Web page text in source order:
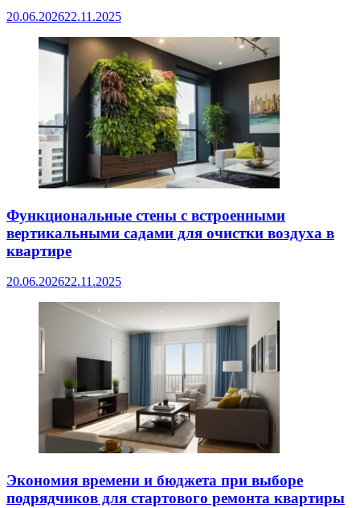
20.06.202622.11.2025
Функциональные стены с встроенными
вертикальными садами для очистки воздуха в
квартире
20.06.202622.11.2025
Экономия времени и бюджета при выборе
подрядчиков для стартового ремонта квартиры